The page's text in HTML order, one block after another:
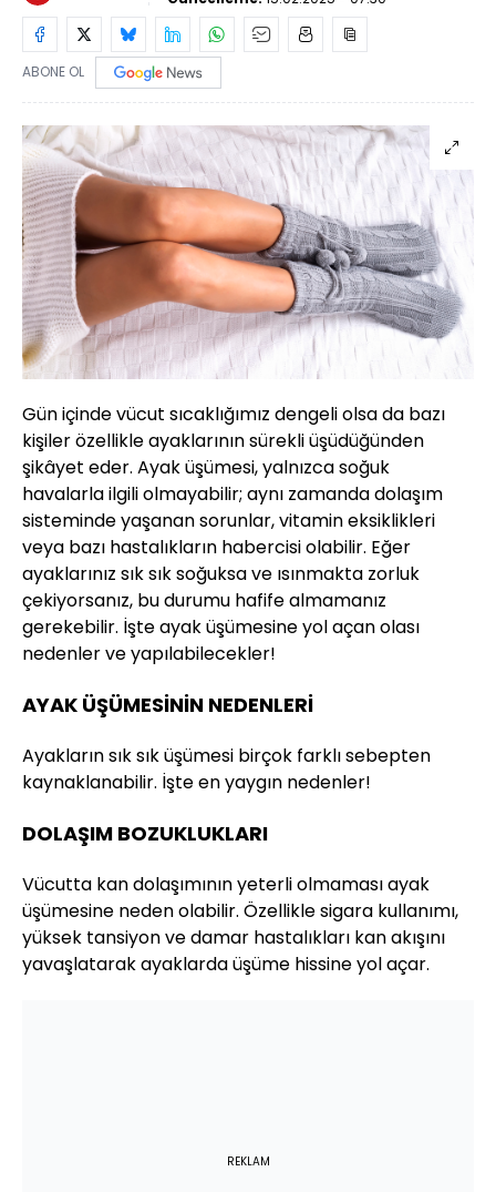
ABONE OL
Gün içinde vücut sıcaklığımız dengeli olsa da bazı
kişiler özellikle ayaklarının sürekli üşüdüğünden
şikâyet eder. Ayak üşümesi, yalnızca soğuk
havalarla ilgili olmayabilir; aynı zamanda dolaşım
sisteminde yaşanan sorunlar, vitamin eksiklikleri
veya bazı hastalıkların habercisi olabilir. Eğer
ayaklarınız sık sık soğuksa ve ısınmakta zorluk
çekiyorsanız, bu durumu hafife almamanız
gerekebilir. İşte ayak üşümesine yol açan olası
nedenler ve yapılabilecekler!
AYAK ÜŞÜMESİNİN NEDENLERİ
Ayakların sık sık üşümesi birçok farklı sebepten
kaynaklanabilir. İşte en yaygın nedenler!
DOLAŞIM BOZUKLUKLARI
Vücutta kan dolaşımının yeterli olmaması ayak
üşümesine neden olabilir. Özellikle sigara kullanımı,
yüksek tansiyon ve damar hastalıkları kan akışını
yavaşlatarak ayaklarda üşüme hissine yol açar.
REKLAM